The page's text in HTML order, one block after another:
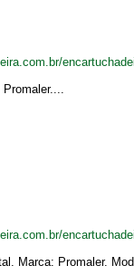
Marca: Promaler.